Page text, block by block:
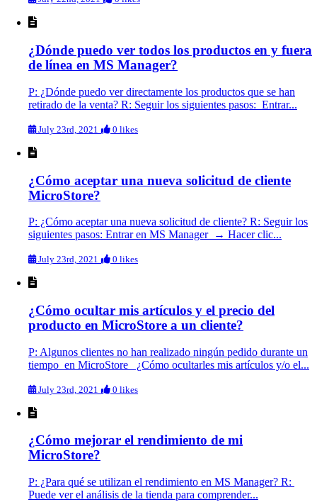
¿Dónde puedo ver todos los productos en y fuera
de línea en MS Manager?
P: ¿Dónde puedo ver directamente los productos que se han
retirado de la venta? R: Seguir los siguientes pasos: Entrar...
July 23rd, 2021 0 likes
¿Cómo aceptar una nueva solicitud de cliente
MicroStore?
P: ¿Cómo aceptar una nueva solicitud de cliente? R: Seguir los
siguientes pasos: Entrar en MS Manager → Hacer clic...
July 23rd, 2021 0 likes
¿Cómo ocultar mis artículos y el precio del
producto en MicroStore a un cliente?
P: Algunos clientes no han realizado ningún pedido durante un
tiempo en MicroStore ¿Cómo ocultarles mis artículos y/o el...
July 23rd, 2021 0 likes
¿Cómo mejorar el rendimiento de mi
MicroStore?
P: ¿Para qué se utilizan el rendimiento en MS Manager? R:
Puede ver el análisis de la tienda para comprender...